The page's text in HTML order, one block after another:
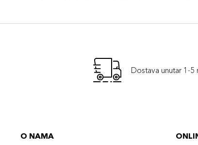
Dostava unutar 1-5
O NAMA